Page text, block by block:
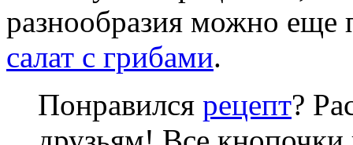
разнообразия можно еще
салат с грибами.
Понравился рецепт?